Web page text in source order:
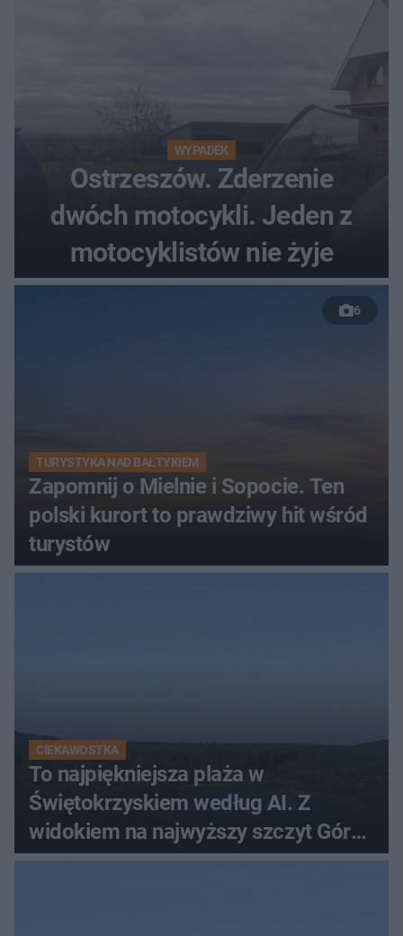
WYPADEK
Ostrzeszów. Zderzenie
dwóch motocykli. Jeden z
motocyklistów nie żyje
6
TURYSTYKA NAD BAŁTYKIEM
Zapomnij o Mielnie i Sopocie. Ten
polski kurort to prawdziwy hit wśród
turystów
CIEKAWOSTKA
To najpiękniejsza plaża w
Świętokrzyskiem według AI. Z
widokiem na najwyższy szczyt Gór
Świętokrzyskich